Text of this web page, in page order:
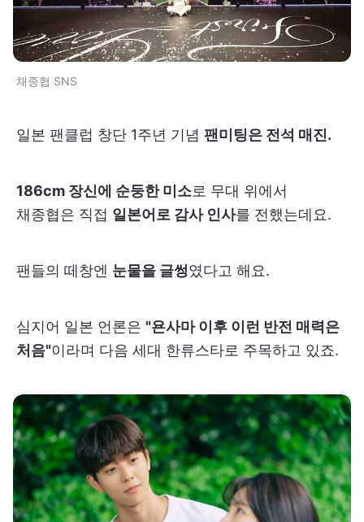
채종협 SNS
일본 팬클럽 창단 1주년 기념 팬미팅은 전석 매진.
186cm 장신에 순둥한 미소로 무대 위에서
채종협은 직접 일본어로 감사 인사를 전했는데요.
팬들의 떼창엔 눈물을 글썽였다고 해요.
심지어 일본 언론은 "욘사마 이후 이런 반전 매력은
처음"이라며 다음 세대 한류스타로 주목하고 있죠.